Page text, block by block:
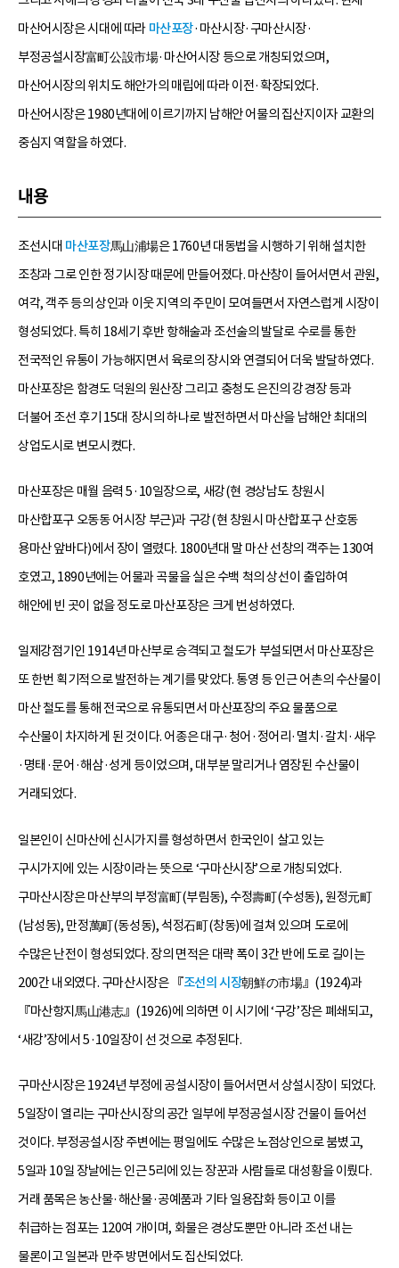
마산어시장은 시대에 따라 마산포장·마산시장·구마산시장·
부정공설시장富町公設市場·마산어시장 등으로 개칭되었으며,
마산어시장의 위치도 해안가의 매립에 따라 이전·확장되었다.
마산어시장은 1980년대에 이르기까지 남해안 어물의 집산지이자 교환의
중심지 역할을 하였다.
내용
조선시대 마산포장馬山浦場은 1760년 대동법을 시행하기 위해 설치한
조창과 그로 인한 정기시장 때문에 만들어졌다. 마산창이 들어서면서 관원,
여각, 객주 등의 상인과 이웃 지역의 주민이 모여들면서 자연스럽게 시장이
형성되었다. 특히 18세기 후반 항해술과 조선술의 발달로 수로를 통한
전국적인 유통이 가능해지면서 육로의 장시와 연결되어 더욱 발달하였다.
마산포장은 함경도 덕원의 원산장 그리고 충청도 은진의 강경장 등과
더불어 조선 후기 15대 장시의 하나로 발전하면서 마산을 남해안 최대의
상업도시로 변모시켰다.
마산포장은 매월 음력 5·10일장으로, 새강(현 경상남도 창원시
마산합포구 오동동 어시장 부근)과 구강(현 창원시 마산합포구 산호동
용마산 앞바다)에서 장이 열렸다. 1800년대 말 마산 선창의 객주는 130여
호였고, 1890년에는 어물과 곡물을 실은 수백 척의 상선이 출입하여
해안에 빈 곳이 없을 정도로 마산포장은 크게 번성하였다.
일제강점기인 1914년 마산부로 승격되고 철도가 부설되면서 마산포장은
또 한번 획기적으로 발전하는 계기를 맞았다. 통영 등 인근 어촌의 수산물이
마산 철도를 통해 전국으로 유통되면서 마산포장의 주요 물품으로
수산물이 차지하게 된 것이다. 어종은 대구·청어·정어리·멸치·갈치·새우
·명태·문어·해삼·성게 등이었으며, 대부분 말리거나 염장된 수산물이
거래되었다.
일본인이 신마산에 신시가지를 형성하면서 한국인이 살고 있는
구시가지에 있는 시장이라는 뜻으로 ‘구마산시장’으로 개칭되었다.
구마산시장은 마산부의 부정富町(부림동), 수정壽町(수성동), 원정元町
(남성동), 만정萬町(동성동), 석정石町(창동)에 걸쳐 있으며 도로에
수많은 난전이 형성되었다. 장의 면적은 대략 폭이 3간 반에 도로 길이는
200간 내외였다. 구마산시장은 『조선의 시장朝鮮の市場』(1924)과
『마산항지馬山港志』(1926)에 의하면 이 시기에 ‘구강’장은 폐쇄되고,
‘새강’장에서 5·10일장이 선 것으로 추정된다.
구마산시장은 1924년 부정에 공설시장이 들어서면서 상설시장이 되었다.
5일장이 열리는 구마산시장의 공간 일부에 부정공설시장 건물이 들어선
것이다. 부정공설시장 주변에는 평일에도 수많은 노점상인으로 붐볐고,
5일과 10일 장날에는 인근 5리에 있는 장꾼과 사람들로 대성황을 이뤘다.
거래 품목은 농산물·해산물·공예품과 기타 일용잡화 등이고 이를
취급하는 점포는 120여 개이며, 화물은 경상도뿐만 아니라 조선 내는
물론이고 일본과 만주 방면에서도 집산되었다.